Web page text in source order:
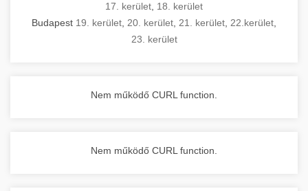
17. kerület 18. kerület
Budapest 19. kerület 20. kerület 21. kerület 22.kerület
23. kerület
Nem működő CURL function.
Nem működő CURL function.